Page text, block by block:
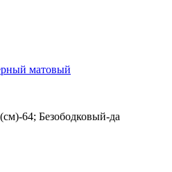
матовый
64; Безободковый-да